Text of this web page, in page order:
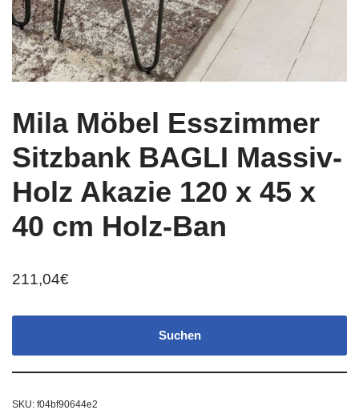
Mila Möbel Esszimmer
Sitzbank BAGLI Massiv-
Holz Akazie 120 x 45 x
40 cm Holz-Ban
211,04€
Suchen
SKU: f04bf90644e2